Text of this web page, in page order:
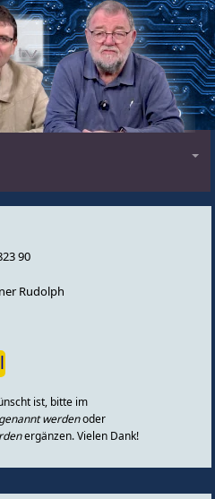
90
Rudolph
ist, bitte im
werdenoder
ergänzen. Vielen Dank!